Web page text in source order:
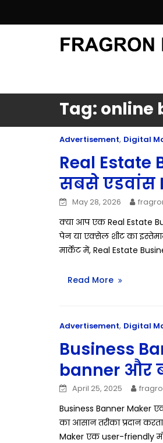
Tag: online
Advertisement, Digital
Real Estate
सबसे एडवांस
May 28, 2026
क्या आप एक Real Estate
पेन या एक्सेल शीट का
मार्केट में, Real Estate
Read More
Advertisement, Digital
Business
banner और
April 25, 2025
Business Banner Maker
का आसान तरीका प्रदान
Maker एक user-friendly